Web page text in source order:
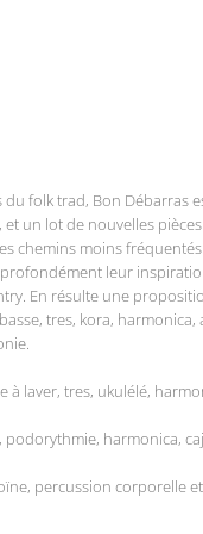
folk trad, Bon Débarras
un lot de nouvelles
chemins moins
leur
En résulte une
tres, kora, harmonica,
à laver, tres, ukulélé,
podorythmie, harmonica,
percussion corporelle